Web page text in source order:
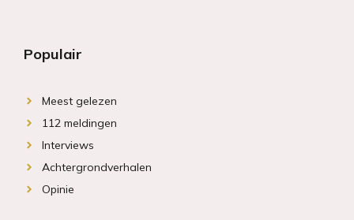
Populair
Meest gelezen
112 meldingen
Interviews
Achtergrondverhalen
Opinie